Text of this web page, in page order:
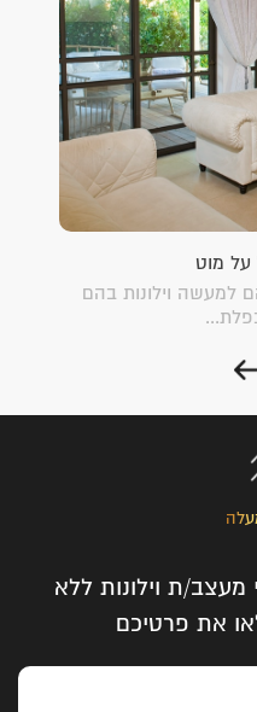
על מוט
למעשה וילונות בהם
מעצב/ת וילונות ללא
את פרטיכם